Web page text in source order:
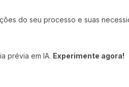
do seu processo e suas
prévia em IA. Experimente agora!